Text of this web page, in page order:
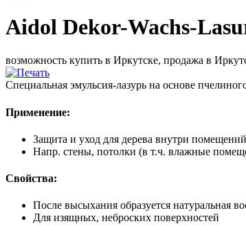
Aidol Dekor-Wachs-
возможность купить в Иркутске, продажа в
Специальная эмульсия-лазурь на основе
Применение:
Защита и уход для дерева внутри помещений
Напр. стены, потолки (в т.ч. влажные
Свойства:
После высыхания образуется натуральная
Для изящных, неброских поверхностей